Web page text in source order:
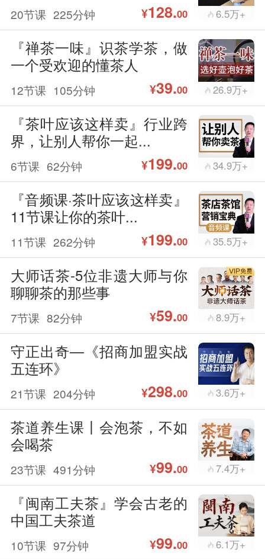
20节课 225分钟 ¥128.00 6.5万+
『禅茶一味』识茶学茶，做
一个受欢迎的懂茶人
12节课 105分钟 ¥39.00 26.9万+
『茶叶应该这样卖』行业跨
界，让别人帮你一起...
6节课 62分钟 ¥199.00 34.9万+
『音频课·茶叶应该这样卖』
11节课让你的茶叶...
11节课 262分钟 ¥199.00 35.5万+
大师话茶-5位非遗大师与你
聊聊茶的那些事
7节课 82分钟 ¥59.00 8.9万+
守正出奇—《招商加盟实战
五连环》
21节课 204分钟 ¥298.00 3.6万+
茶道养生课丨会泡茶，不如
会喝茶
23节课 491分钟 ¥99.00 7.4万+
『闽南工夫茶』学会古老的
中国工夫茶道
10节课 97分钟 ¥99.00 6.1万+